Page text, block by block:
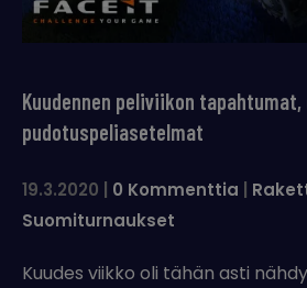
Kuudennen peliviikon
pudotuspeliasetelmat
19.3.2020 0 Kommenttia
Suomiturnaukset
Kuudes viikko oli tähän asti